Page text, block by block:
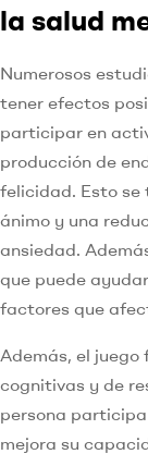
la salud
Numerosos
tener efectos
participar en
producción de
felicidad. Esto se
ánimo y una
ansiedad.
que puede
factores que
Además, el
cognitivas y de
persona
mejora su